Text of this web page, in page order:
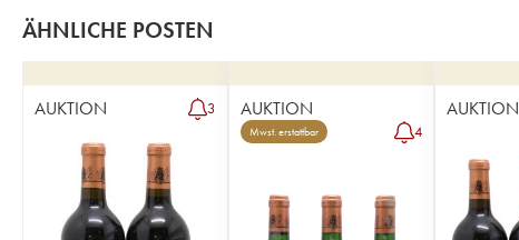
ÄHNLICHE POSTEN
AUKTION 3 AUKTION
Mwst. erstattbar 4
AUKTION